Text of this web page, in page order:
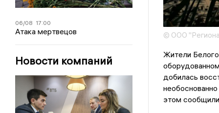
06/08 17:00
Атака мертвецов
Новости компаний
© ООО
Жители
добилась
этом